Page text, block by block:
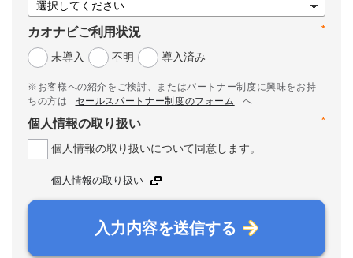
*
カオナビご利用状況
未導入
不明 導入済み
※お客様への紹介をご検討、またはパートナー制度に興味をお持
ちの方は
セールスパートナー制度のフォーム
へ
*
個人情報の取り扱い
個人情報の取り扱いについて同意します。
個人情報の取り扱い
入力内容を送信する